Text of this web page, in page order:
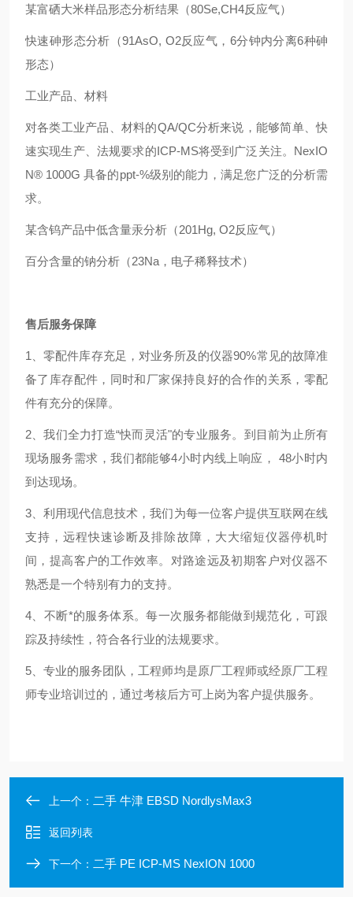
某富硒大米样品形态分析结果（80Se,CH4反应气）
快速砷形态分析（91AsO, O2反应气，6分钟内分离6种砷
形态）
工业产品、材料
对各类工业产品、材料的QA/QC分析来说，能够简单、快
速实现生产、法规要求的ICP-MS将受到广泛关注。NexIO
N® 1000G 具备的ppt-%级别的能力，满足您广泛的分析需
求。
某含钨产品中低含量汞分析（201Hg, O2反应气）
百分含量的钠分析（23Na，电子稀释技术）
售后服务保障
1、零配件库存充足，对业务所及的仪器90%常见的故障准
备了库存配件，同时和厂家保持良好的合作的关系，零配
件有充分的保障。
2、我们全力打造“快而灵活"的专业服务。到目前为止所有
现场服务需求，我们都能够4小时内线上响应， 48小时内
到达现场。
3、利用现代信息技术，我们为每一位客户提供互联网在线
支持，远程快速诊断及排除故障，大大缩短仪器停机时
间，提高客户的工作效率。对路途远及初期客户对仪器不
熟悉是一个特别有力的支持。
4、不断*的服务体系。每一次服务都能做到规范化，可跟
踪及持续性，符合各行业的法规要求。
5、专业的服务团队，工程师均是原厂工程师或经原厂工程
师专业培训过的，通过考核后方可上岗为客户提供服务。
上一个： 二手 牛津 EBSD NordlysMax3
返回列表
下一个： 二手 PE ICP-MS NexION 1000